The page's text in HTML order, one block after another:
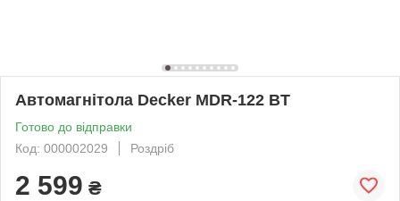
Автомагнітола Decker MDR-122 BT
Готово до відправки
Код: 000002029
Роздріб
2 599 ₴